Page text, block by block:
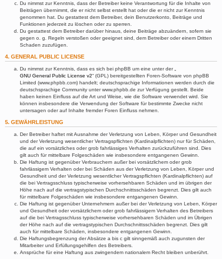
Du nimmst zur Kenntnis, dass der Betreiber keine Verantwortung für die Inhalte von
Beiträgen übernimmt, die er nicht selbst erstellt hat oder die er nicht zur Kenntnis
genommen hat. Du gestattest dem Betreiber, dein Benutzerkonto, Beiträge und
Funktionen jederzeit zu löschen oder zu sperren.
Du gestattest dem Betreiber darüber hinaus, deine Beiträge abzuändern, sofern sie
gegen o. g. Regeln verstoßen oder geeignet sind, dem Betreiber oder einem Dritten
Schaden zuzufügen.
4. GENERAL PUBLIC LICENSE
Du nimmst zur Kenntnis, dass es sich bei phpBB um eine unter der „
GNU General Public License v2“ (GPL) bereitgestellten Foren-Software von phpBB
Limited (www.phpbb.com) handelt; deutschsprachige Informationen werden durch die
deutschsprachige Community unter www.phpbb.de zur Verfügung gestellt. Beide
haben keinen Einfluss auf die Art und Weise, wie die Software verwendet wird. Sie
können insbesondere die Verwendung der Software für bestimmte Zwecke nicht
untersagen oder auf Inhalte fremder Foren Einfluss nehmen.
5. GEWÄHRLEISTUNG
Der Betreiber haftet mit Ausnahme der Verletzung von Leben, Körper und Gesundheit
und der Verletzung wesentlicher Vertragspflichten (Kardinalpflichten) nur für Schäden,
die auf ein vorsätzliches oder grob fahrlässiges Verhalten zurückzuführen sind. Dies
gilt auch für mittelbare Folgeschäden wie insbesondere entgangenen Gewinn.
Die Haftung ist gegenüber Verbrauchern außer bei vorsätzlichem oder grob
fahrlässigem Verhalten oder bei Schäden aus der Verletzung von Leben, Körper und
Gesundheit und der Verletzung wesentlicher Vertragspflichten (Kardinalpflichten) auf
die bei Vertragsschluss typischerweise vorhersehbaren Schäden und im übrigen der
Höhe nach auf die vertragstypischen Durchschnittsschäden begrenzt. Dies gilt auch
für mittelbare Folgeschäden wie insbesondere entgangenen Gewinn.
Die Haftung ist gegenüber Unternehmern außer bei der Verletzung von Leben, Körper
und Gesundheit oder vorsätzlichem oder grob fahrlässigem Verhalten des Betreibers
auf die bei Vertragsschluss typischerweise vorhersehbaren Schäden und im Übrigen
der Höhe nach auf die vertragstypischen Durchschnittsschäden begrenzt. Dies gilt
auch für mittelbare Schäden, insbesondere entgangenen Gewinn.
Die Haftungsbegrenzung der Absätze a bis c gilt sinngemäß auch zugunsten der
Mitarbeiter und Erfüllungsgehilfen des Betreibers.
Ansprüche für eine Haftung aus zwingendem nationalem Recht bleiben unberührt.